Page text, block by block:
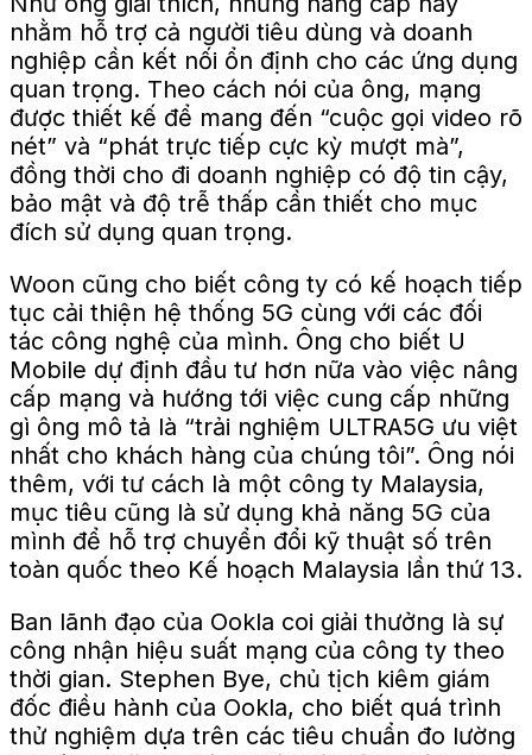
nhằm hỗ trợ cả người tiêu dùng và doanh
nghiệp cần kết nối ổn định cho các ứng dụng
quan trọng. Theo cách nói của ông, mạng
được thiết kế để mang đến “cuộc gọi video rõ
nét” và “phát trực tiếp cực kỳ mượt mà”,
đồng thời cho đi doanh nghiệp có độ tin cậy,
bảo mật và độ trễ thấp cần thiết cho mục
đích sử dụng quan trọng.
Woon cũng cho biết công ty có kế hoạch tiếp
tục cải thiện hệ thống 5G cùng với các đối
tác công nghệ của mình. Ông cho biết U
Mobile dự định đầu tư hơn nữa vào việc nâng
cấp mạng và hướng tới việc cung cấp những
gì ông mô tả là “trải nghiệm ULTRA5G ưu việt
nhất cho khách hàng của chúng tôi”. Ông nói
thêm, với tư cách là một công ty Malaysia,
mục tiêu cũng là sử dụng khả năng 5G của
mình để hỗ trợ chuyển đổi kỹ thuật số trên
toàn quốc theo Kế hoạch Malaysia lần thứ 13.
Ban lãnh đạo của Ookla coi giải thưởng là sự
công nhận hiệu suất mạng của công ty theo
thời gian. Stephen Bye, chủ tịch kiêm giám
đốc điều hành của Ookla, cho biết quá trình
thử nghiệm dựa trên các tiêu chuẩn đo lường